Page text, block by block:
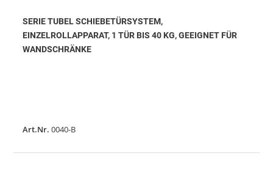
SERIE TUBEL SCHIEBETÜRSYSTEM,
EINZELROLLAPPARAT, 1 TÜR BIS 40 KG, GEEIGNET FÜR
WANDSCHRÄNKE
Art.Nr. 0040-B